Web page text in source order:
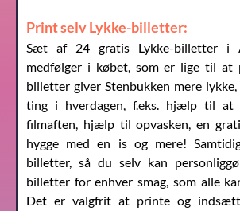
Print selv Lykke-billetter:
Sæt af 24 gratis Lykke-billetter i
medfølger i købet, som er lige til at
billetter giver Stenbukken mere
ting i hverdagen, f.eks. hjælp til at
filmaften, hjælp til opvasken, en
hygge med en is og mere!
billetter, så du selv kan
billetter for enhver smag, som alle
Det er valgfrit at printe og